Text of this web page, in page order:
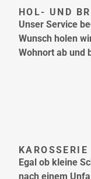
HOL- UND
Unser Service
Wunsch holen
Wohnort ab und
KAROSSERIE
Egal ob kleine
nach einem